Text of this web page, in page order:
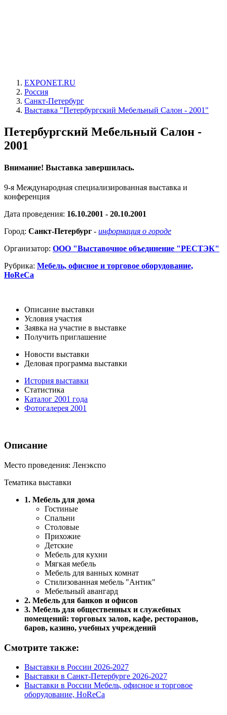
EXPONET.RU
Россия
Санкт-Петербург
Выставка "Петербургский Мебельный Салон - 2001"
Петербургский Мебельный Салон -
2001
Внимание! Выставка завершилась.
9-я Международная специализированная выставка и
конференция
Дата проведения: 16.10.2001 - 20.10.2001
Город: Санкт-Петербург - информация о городе
Организатор: ООО "Выставочное объединение "РЕСТЭК"
Рубрика: Мебель, офисное и торговое оборудование,
HoReCa
Описание выставки
Условия участия
Заявка на участие в выставке
Получить приглашение
Новости выставки
Деловая программа выставки
История выставки
Статистика
Каталог 2001 года
Фотогалерея 2001
Описание
Место проведения: Ленэкспо
Тематика выставки
1. Мебель для дома
Гостиные
Спальни
Столовые
Прихожие
Детские
Мебель для кухни
Мягкая мебель
Мебель для ванных комнат
Стилизованная мебель "Антик"
Мебельный авангард
2. Мебель для банков и офисов
3. Мебель для общественных и служебных
помещений: торговых залов, кафе, ресторанов,
баров, казино, учебных учреждений
Смотрите также:
Выставки в России 2026-2027
Выставки в Санкт-Петербурге 2026-2027
Выставки в России Мебель, офисное и торговое
оборудование, HoReCa